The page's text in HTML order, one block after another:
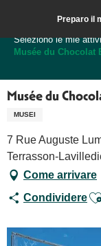
contenu
principal
Preparo il
Benvenuti a Sarlat,
Seleziono le mie
Musée du Chocolat
Musée du
MUSEI
7 Rue Auguste
Terrasson-
Come arrivare
Condividere